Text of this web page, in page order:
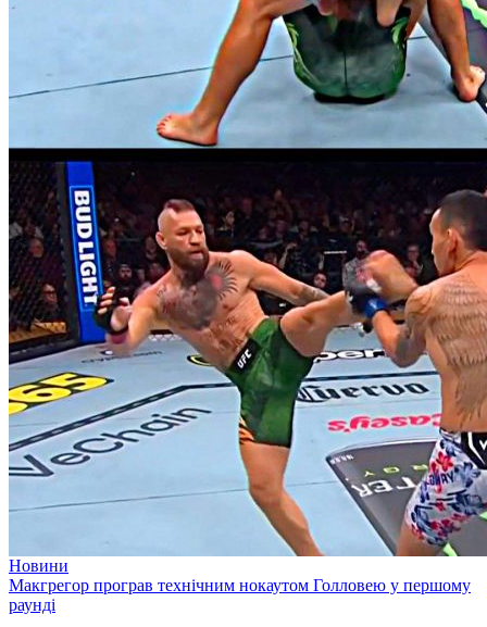
Новини
Макгрегор програв технічним нокаутом Голловею у першому
раунді